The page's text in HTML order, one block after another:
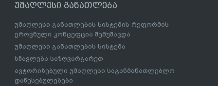
უმაღლესი განათლება
უმაღლესი განათლების სისტემის რეფორმის
ეროვნული კონცეფცია შემუშავდა
უმაღლესი განათლების სისტემა
სწავლება საზღვარგარეთ
ავტორიზებული უმაღლესი საგანმანათლებლო
დაწესებულებები